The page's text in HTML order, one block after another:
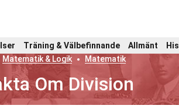
Träning & Välbefinnande Allmänt
Matematik & Logik Matematik
Om Division